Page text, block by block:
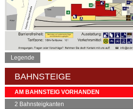
Legende
BAHNSTEIGE
AM BAHNSTEIG VORHANDEN
2 Bahnsteigkanten